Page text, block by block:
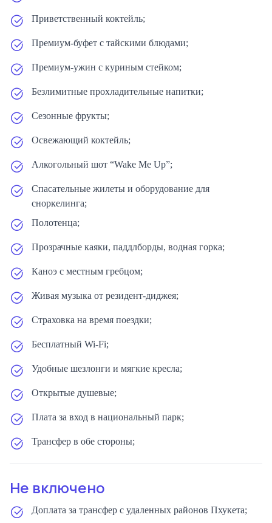
Приветственный коктейль;
Премиум-буфет с тайскими блюдами;
Премиум-ужин с куриным стейком;
Безлимитные прохладительные напитки;
Сезонные фрукты;
Освежающий коктейль;
Алкогольный шот “Wake Me Up”;
Спасательные жилеты и оборудование для
сноркелинга;
Полотенца;
Прозрачные каяки, паддлборды, водная горка;
Каноэ с местным гребцом;
Живая музыка от резидент-диджея;
Страховка на время поездки;
Бесплатный Wi-Fi;
Удобные шезлонги и мягкие кресла;
Открытые душевые;
Плата за вход в национальный парк;
Трансфер в обе стороны;
Не включено
Доплата за трансфер с удаленных районов Пхукета;